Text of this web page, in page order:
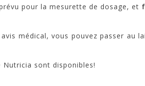
pour la mesurette de dosage, et
médical, vous pouvez passer au
sont disponibles!